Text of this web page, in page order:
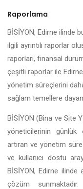
Raporlama
BİSİYON, Edirne ilinde
ilgili ayrıntılı raporlar
raporları, finansal
çeşitli raporlar ile
yönetim süreçlerini
sağlam temellere
BİSİYON (Bina ve Site
yöneticilerinin günlük
artıran ve yönetim
ve kullanıcı dostu
BİSİYON, Edirne
çözüm sunmaktadır.